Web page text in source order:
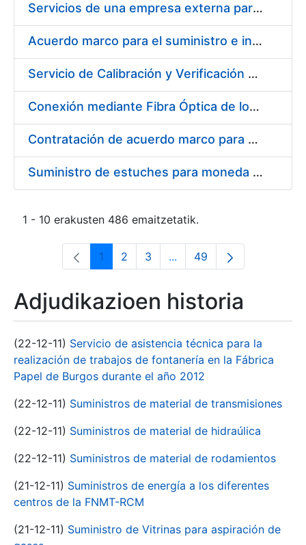
Servicios de una empresa externa para el asesoramiento y resolución de los recursos de alzada que se presentan relacionados con procesos de selección para la FNMT-RCM
Acuerdo marco para el suministro e instalación de persianas, estores y otros complementos
Servicio de Calibración y Verificación Externa de los Equipos de Medición del Servicio de Prevención de la FNMT-RCM
Conexión mediante Fibra Óptica de los Centros de Proceso de Datos (CPDs) de las sedes de la FNMT-RCM de Burgos y Madrid
Contratación de acuerdo marco para el Suministro de Material de Electricidad para la Fábrica Nacional de Moneda y Timbre-Real Casa de la Moneda en su centro de trabajo de Burgos
Suministro de estuches para moneda de 30 €
1 - 10 erakusten 486 emaitzetatik.
Orrialdea
1 Orrialdea
2 Orrialdea
3 ...Intermediate Pages Use
Orrialdea
49
Adjudikazioen historia
(22-12-11) Servicio de asistencia técnica para la
realización de trabajos de fontanería en la Fábrica
Papel de Burgos durante el año 2012
(22-12-11) Suministros de material de transmisiones
(22-12-11) Suministros de material de hidraúlica
(22-12-11) Suministros de material de rodamientos
(21-12-11) Suministros de energía a los diferentes
centros de la FNMT-RCM
(21-12-11) Suministro de Vitrinas para aspiración de